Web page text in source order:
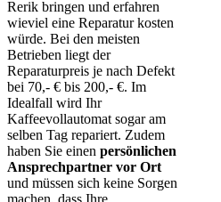
Rerik bringen und erfahren
wieviel eine Reparatur kosten
würde. Bei den meisten
Betrieben liegt der
Reparaturpreis je nach Defekt
bei 70,- € bis 200,- €. Im
Idealfall wird Ihr
Kaffeevollautomat sogar am
selben Tag repariert. Zudem
haben Sie einen persönlichen
Ansprechpartner vor Ort
und müssen sich keine Sorgen
machen, dass Ihre